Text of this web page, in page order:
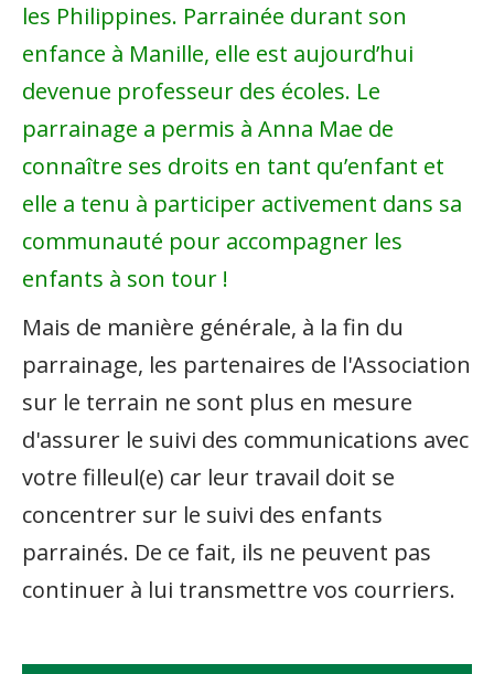
les Philippines. Parrainée durant son
enfance à Manille, elle est aujourd’hui
devenue professeur des écoles. Le
parrainage a permis à Anna Mae de
connaître ses droits en tant qu’enfant et
elle a tenu à participer activement dans sa
communauté pour accompagner les
enfants à son tour !
Mais de manière générale, à la fin du
parrainage, les partenaires de l'Association
sur le terrain ne sont plus en mesure
d'assurer le suivi des communications avec
votre filleul(e) car leur travail doit se
concentrer sur le suivi des enfants
parrainés. De ce fait, ils ne peuvent pas
continuer à lui transmettre vos courriers.